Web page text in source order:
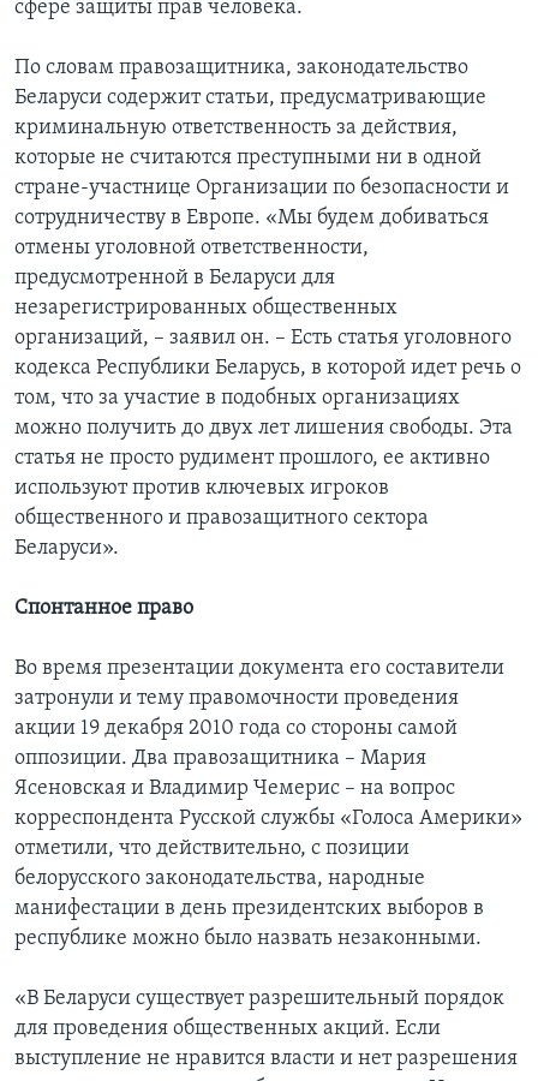
сфере защиты прав человека.
По словам правозащитника, законодательство
Беларуси содержит статьи, предусматривающие
криминальную ответственность за действия,
которые не считаются преступными ни в одной
стране-участнице Организации по безопасности и
сотрудничеству в Европе. «Мы будем добиваться
отмены уголовной ответственности,
предусмотренной в Беларуси для
незарегистрированных общественных
организаций, – заявил он. – Есть статья уголовного
кодекса Республики Беларусь, в которой идет речь о
том, что за участие в подобных организациях
можно получить до двух лет лишения свободы. Эта
статья не просто рудимент прошлого, ее активно
используют против ключевых игроков
общественного и правозащитного сектора
Беларуси».
Спонтанное право
Во время презентации документа его составители
затронули и тему правомочности проведения
акции 19 декабря 2010 года со стороны самой
оппозиции. Два правозащитника – Мария
Ясеновская и Владимир Чемерис – на вопрос
корреспондента Русской службы «Голоса Америки»
отметили, что действительно, с позиции
белорусского законодательства, народные
манифестации в день президентских выборов в
республике можно было назвать незаконными.
«В Беларуси существует разрешительный порядок
для проведения общественных акций. Если
выступление не нравится власти и нет разрешения